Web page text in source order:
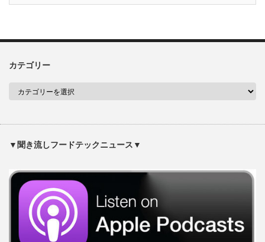
カテゴリー
▼聞き流しフードテックニュース▼